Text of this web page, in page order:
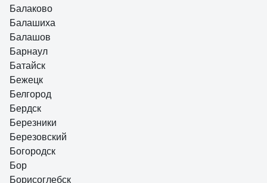
Балаково
Балашиха
Балашов
Барнаул
Батайск
Бежецк
Белгород
Бердск
Березники
Березовский
Богородск
Бор
Борисоглебск